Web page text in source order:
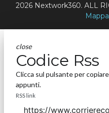
2026 Nextwork360. ALL
close
Codice Rss
Clicca sul pulsante per
appunti.
RSS link